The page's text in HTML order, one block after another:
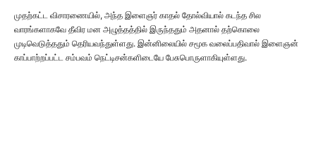
முதற்கட்ட விசாரணையில், அந்த இளைஞர் காதல் தோல்வியால் கடந்த சில
வாரங்களாகவே தீவிர மன அழுத்தத்தில் இருந்ததும் அதனால் தற்கொலை
முடிவெடுத்ததும் தெரியவந்துள்ளது. இன்னிலையில் சமூக வலைப்பதிவால் இளைஞன்
காப்பாற்றப்பட்ட சம்பவம் நெட்டிசன்களிடையே பேசுபொருளாகியுள்ளது.